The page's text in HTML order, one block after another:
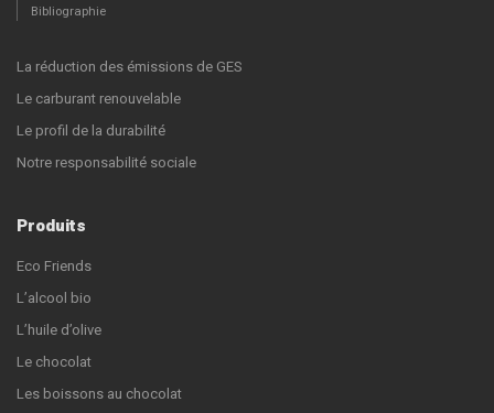
Bibliographie
La réduction des émissions de GES
Le carburant renouvelable
Le profil de la durabilité
Notre responsabilité sociale
Produits
Eco Friends
L’alcool bio
L’huile d’olive
Le chocolat
Les boissons au chocolat